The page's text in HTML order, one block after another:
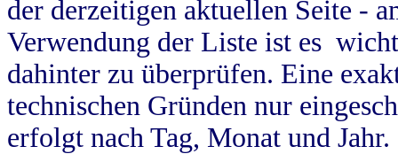
der derzeitigen aktuellen Seite -
Verwendung der Liste ist es
dahinter zu überprüfen. Eine
technischen Gründen nur
erfolgt nach Tag, Monat und Jahr.